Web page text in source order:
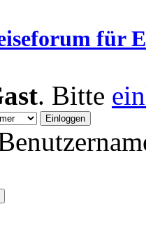
für
. Bitte